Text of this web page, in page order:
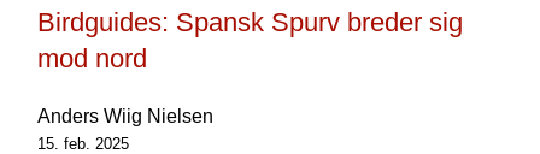
Birdguides: Spansk Spurv breder sig
mod nord
Anders Wiig Nielsen
15. feb. 2025